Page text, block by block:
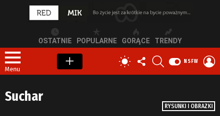
OSTATNIE POPULARNE GORĄCE TRENDY
Menu
PRZEŁĄCZ
SKÓRKĘ
OBSERWUJ
NAS
NSFW
RYSUNKI I OBRAZKI
Suchar